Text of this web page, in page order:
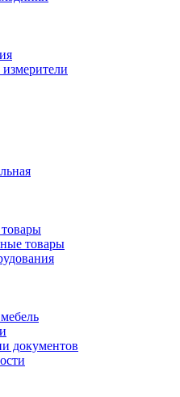
товары
документов